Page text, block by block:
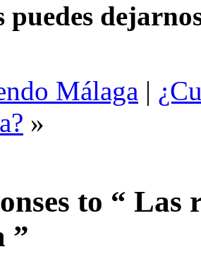
puedes
Málaga |
»
to “ Las
”